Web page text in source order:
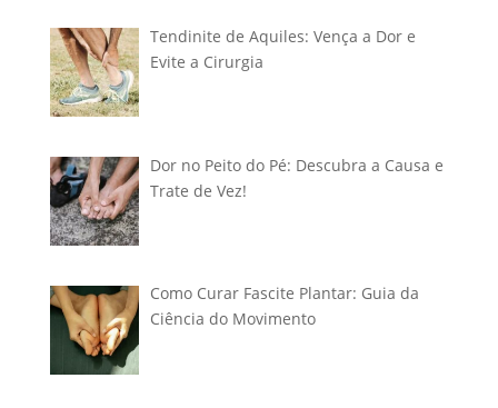
Tendinite de Aquiles: Vença a Dor e
Evite a Cirurgia
Dor no Peito do Pé: Descubra a Causa e
Trate de Vez!
Como Curar Fascite Plantar: Guia da
Ciência do Movimento